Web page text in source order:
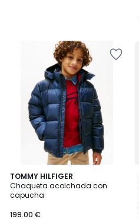
TOMMY HILFIGER
Chaqueta acolchada con
capucha
199.00 €
2
Colores